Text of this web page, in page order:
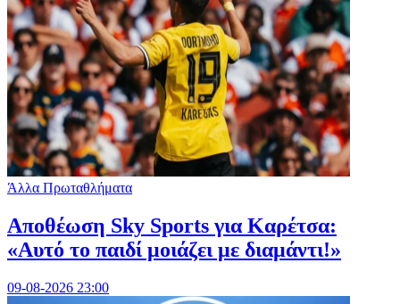
Άλλα Πρωταθλήματα
Αποθέωση Sky Sports για Καρέτσα:
«Αυτό το παιδί μοιάζει με διαμάντι!»
09-08-2026 23:00